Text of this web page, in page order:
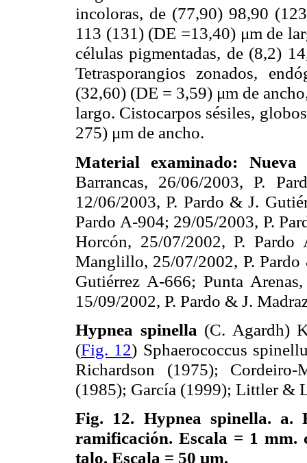
incoloras, de (77,90) 98,90
113 (131) (DE =13,40) μm de
células pigmentadas, de (8,2)
Tetrasporangios zonados,
(32,60) (DE = 3,59) μm de
largo. Cistocarpos sésiles,
275) μm de ancho.
Material examinado:
Barrancas, 26/06/2003, P.
12/06/2003, P. Pardo & J.
Pardo A-904; 29/05/2003, P.
Horcón, 25/07/2002, P.
Manglillo, 25/07/2002, P.
Gutiérrez A-666; Punta
15/09/2002, P. Pardo & J.
Hypnea spinella (C. Agardh)
(Fig. 12) Sphaerococcus
Richardson (1975);
(1985); García (1999); Littler &
Fig. 12. Hypnea spinella.
ramificación. Escala = 1 mm.
talo. Escala = 50 μm.